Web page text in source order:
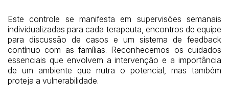
Este controle se manifesta em supervisões semanais
individualizadas para cada terapeuta, encontros de equipe
para discussão de casos e um sistema de feedback
contínuo com as famílias. Reconhecemos os cuidados
essenciais que envolvem a intervenção e a importância
de um ambiente que nutra o potencial, mas também
proteja a vulnerabilidade.